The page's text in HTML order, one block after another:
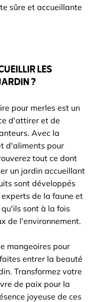
sûre et accueillante
LES
?
pour merles est un
d'attirer et de
Avec la
d'aliments pour
tout ce dont
un jardin accueillant
sont développés
de la faune et
sont à la fois
de l'environnement.
mangeoires pour
entrer la beauté
Transformez votre
de paix pour la
joyeuse de ces